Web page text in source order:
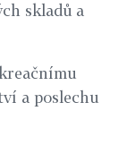
skladů a
a poslechu